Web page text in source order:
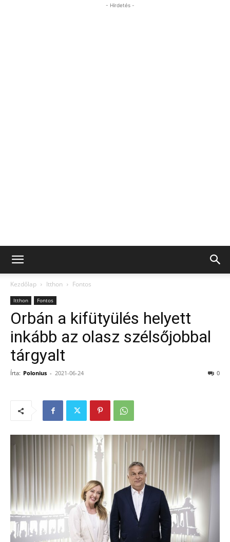
- Hirdetés -
Kezdőlap Itthon Fontos
Itthon Fontos
Orbán a kifütyülés helyett
inkább az olasz szélsőjobbal
tárgyalt
Írta: Polonius - 2021-06-24 0